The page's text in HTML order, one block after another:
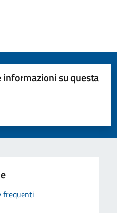
informazioni su questa
su 5
5
frequenti